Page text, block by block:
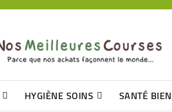
HYGIÈNE SOINS SANTÉ